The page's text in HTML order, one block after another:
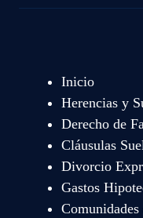
Inicio
Herencias y
Derecho de
Cláusulas
Divorcio
Gastos